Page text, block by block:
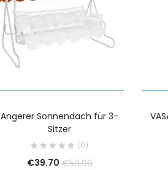
Angerer Sonnendach für 3-
Sitzer
(0)
€39.70 €59.99